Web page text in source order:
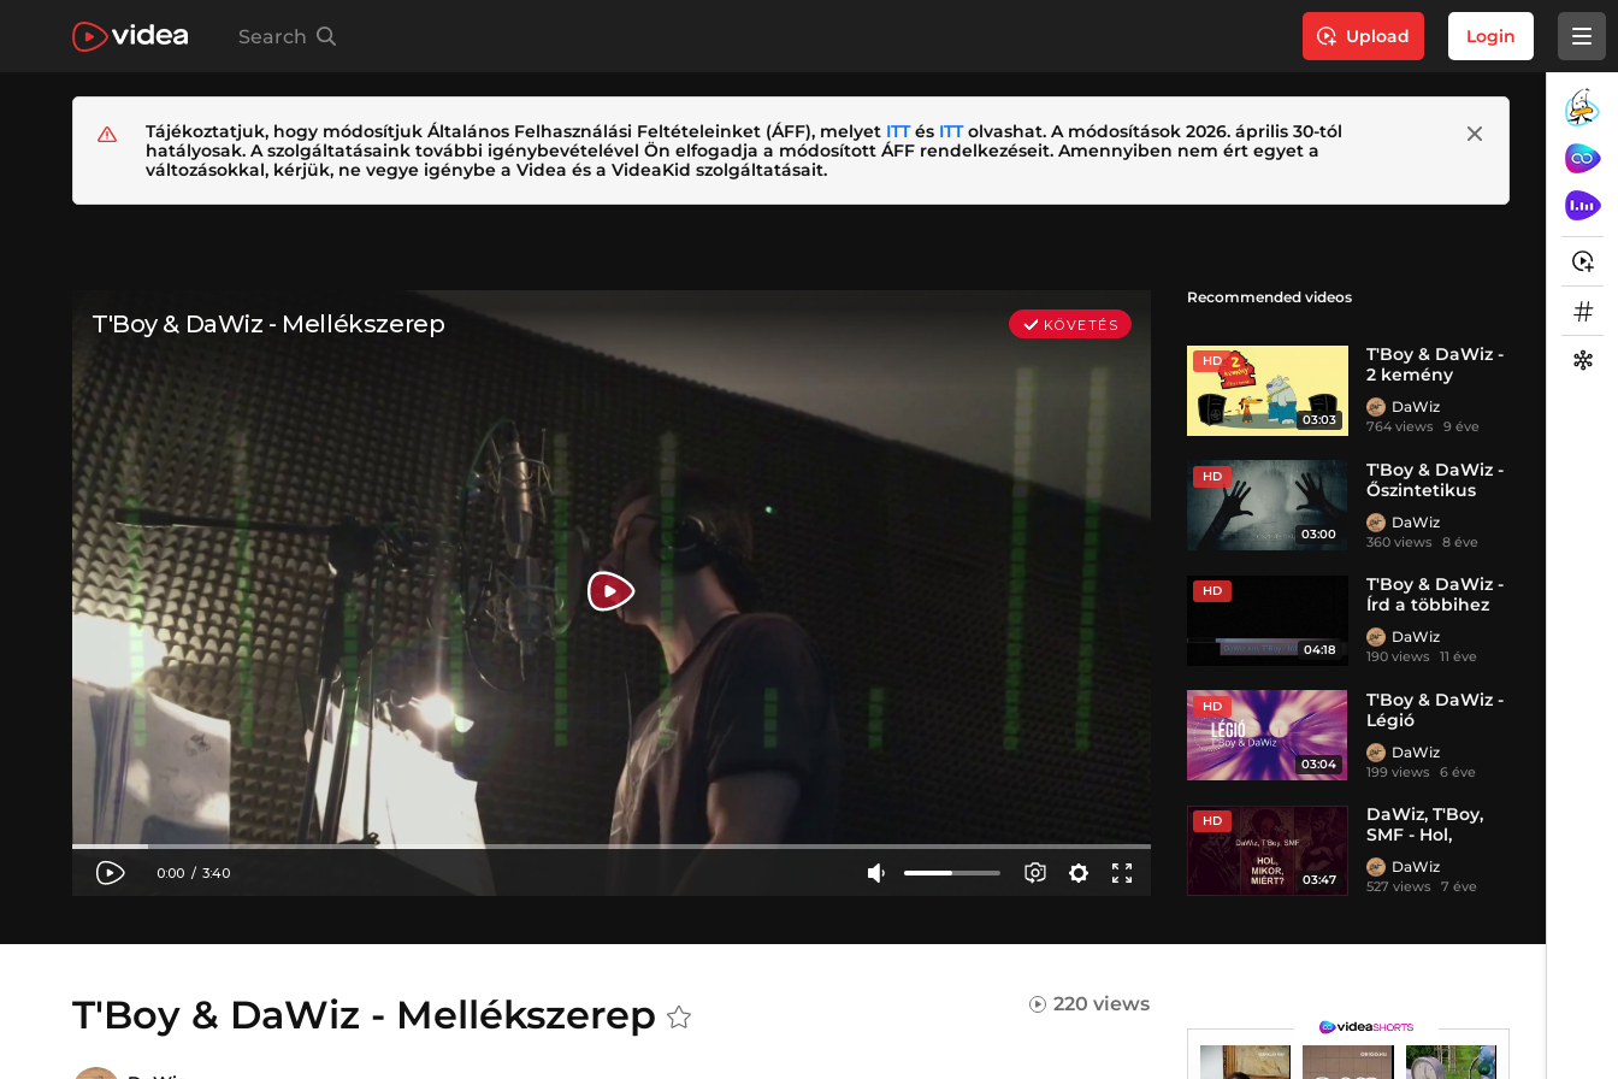
Search Upload Login
Tájékoztatjuk, hogy módosítjuk Általános Felhasználási Feltételeinket (ÁFF), melyet ITTés ITTolvashat. A módosítások 2026. április 30-tól
hatályosak. A szolgáltatásaink további igénybevételével Ön elfogadja a módosított ÁFF rendelkezéseit. Amennyiben nem ért egyet a
változásokkal, kérjük, ne vegye igénybe a Videa és a VideaKid szolgáltatásait.
Recommended videos
HD
03:03
T'Boy & DaWiz -
2 kemény
DaWiz
764 views 9 éve
HD
03:00
T'Boy & DaWiz -
Őszintetikus
DaWiz
360 views 8 éve
HD
04:18
T'Boy & DaWiz -
Írd a többihez
(Rashid remix)
DaWiz
190 views 11 éve
HD
03:04
T'Boy & DaWiz -
Légió
DaWiz
199 views 6 éve
HD
03:47
DaWiz, T'Boy,
SMF - Hol,
mikor, miért?
DaWiz
527 views 7 éve
T'Boy & DaWiz - Mellékszerep 220 views